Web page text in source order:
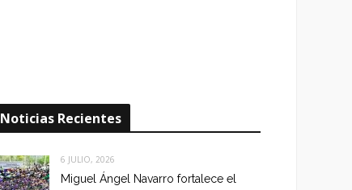
Noticias Recientes
6 JULIO, 2026
Miguel Ángel Navarro fortalece el